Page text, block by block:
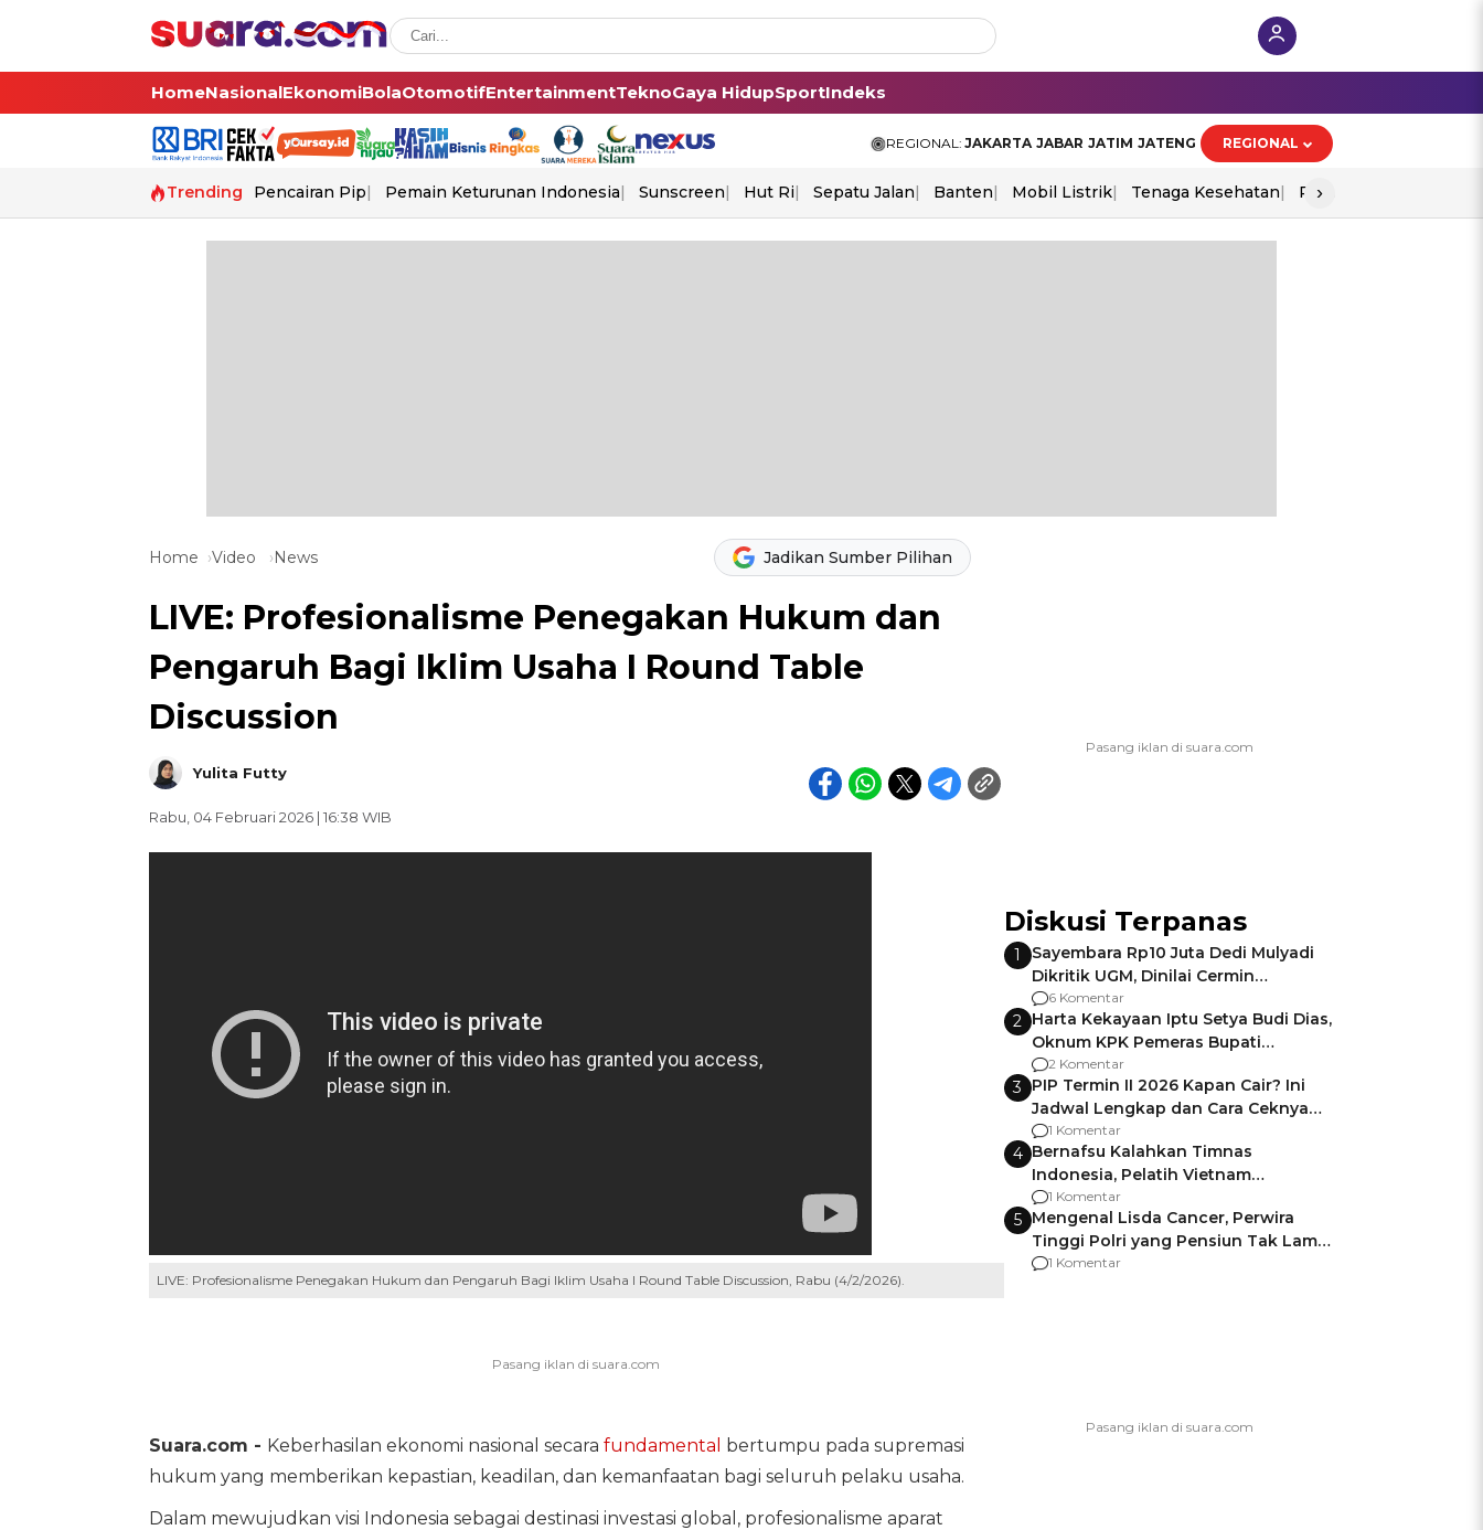
HomeNasionalEkonomiBolaOtomotifEntertainmentTeknoGaya HidupSportIndeks
REGIONAL: JAKARTA JABAR JATIM JATENG REGIONAL
Trending Pencairan Pip Pemain Keturunan Indonesia Sunscreen Hut Ri Sepatu Jalan Banten Mobil Listrik Tenaga Kesehatan Perang As-Iran
›
Home Video News Jadikan Sumber Pilihan
LIVE: Profesionalisme Penegakan Hukum dan
Pengaruh Bagi Iklim Usaha I Round Table
Discussion
Yulita Futty
Rabu, 04 Februari 2026 | 16:38 WIB
LIVE: Profesionalisme Penegakan Hukum dan Pengaruh Bagi Iklim Usaha I Round Table Discussion, Rabu (4/2/2026).
Suara.com - Keberhasilan ekonomi nasional secara fundamental bertumpu pada supremasi
hukum yang memberikan kepastian, keadilan, dan kemanfaatan bagi seluruh pelaku usaha.
Dalam mewujudkan visi Indonesia sebagai destinasi investasi global, profesionalisme aparat
Diskusi Terpanas
1
Sayembara Rp10 Juta Dedi Mulyadi
Dikritik UGM, Dinilai Cermin
Gagalnya Negara Jamin Keamanan
6 Komentar
2 Harta Kekayaan Iptu Setya Budi Dias,
Oknum KPK Pemeras Bupati
Pemalang
2 Komentar
3 PIP Termin II 2026 Kapan Cair? Ini
Jadwal Lengkap dan Cara Ceknya
agar Dana Tidak Hangus!
1 Komentar
4 Bernafsu Kalahkan Timnas
Indonesia, Pelatih Vietnam
Berencana Pakai Jimat di Pakansari
1 Komentar
5 Mengenal Lisda Cancer, Perwira
Tinggi Polri yang Pensiun Tak Lama
Usai Jadi Brigjen
1 Komentar